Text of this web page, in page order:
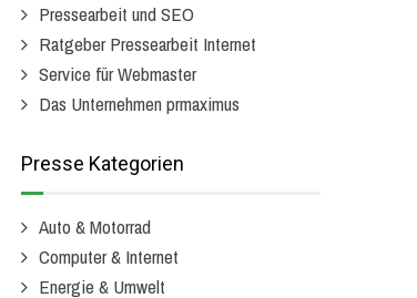
Pressearbeit und SEO
Ratgeber Pressearbeit Internet
Service für Webmaster
Das Unternehmen prmaximus
Presse Kategorien
Auto & Motorrad
Computer & Internet
Energie & Umwelt